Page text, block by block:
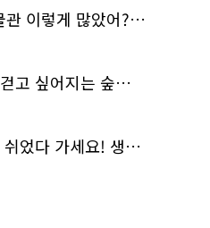
서울역사박물관 이렇게 많았어? 주말마다 한 곳씩 떠나는 역사 산책
더울수록 더 걷고 싶어지는 숲길! 서울둘레길 '아차산 코스'
더울 땐 잠시 쉬었다 가세요! 생수 냉장고부터 해피소·무더위쉼터까지